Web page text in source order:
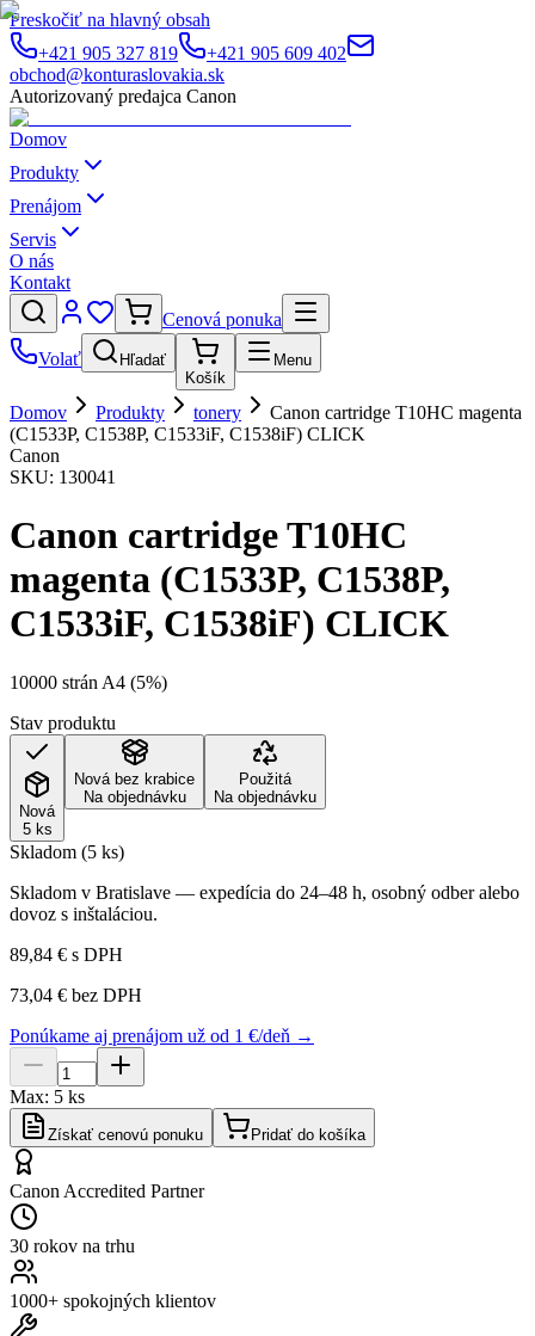
Preskočiť na hlavný obsah
+421 905 327 819
+421 905 609 402
obchod@konturaslovakia.sk
Autorizovaný predajca Canon
Domov
Produkty
Prenájom
Servis
O nás
Kontakt
Cenová ponuka
Volať
Hľadať
Košík
Menu
Domov Produkty tonery
Canon cartridge T10HC magenta
(C1533P, C1538P, C1533iF, C1538iF) CLICK
Canon
SKU: 130041
Canon cartridge T10HC
magenta (C1533P, C1538P,
C1533iF, C1538iF) CLICK
10000 strán A4 (5%)
Stav produktu
Nová
5 ks
Nová bez krabice
Na objednávku
Použitá
Na objednávku
Skladom (5 ks)
Skladom v Bratislave — expedícia do 24–48 h, osobný odber alebo
dovoz s inštaláciou.
89,84 € s DPH
73,04 € bez DPH
Ponúkame aj prenájom už od 1 €/deň →
Max: 5 ks
Získať cenovú ponuku Pridať do košíka
Canon Accredited Partner
30 rokov na trhu
1000+ spokojných klientov